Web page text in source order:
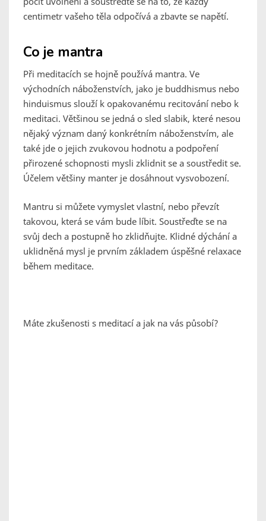
centimetr vašeho těla odpočívá a zbavte se napětí.
Co je mantra
Při meditacích se hojně používá mantra. Ve
východních náboženstvích, jako je buddhismus nebo
hinduismus slouží k opakovanému recitování nebo k
meditaci. Většinou se jedná o sled slabik, které nesou
nějaký význam daný konkrétním náboženstvím, ale
také jde o jejich zvukovou hodnotu a podpoření
přirozené schopnosti mysli zklidnit se a soustředit se.
Účelem většiny manter je dosáhnout vysvobození.
Mantru si můžete vymyslet vlastní, nebo převzít
takovou, která se vám bude líbit. Soustřeďte se na
svůj dech a postupně ho zklidňujte. Klidné dýchání a
uklidněná mysl je prvním základem úspěšné relaxace
během meditace.
Máte zkušenosti s meditací a jak na vás působí?